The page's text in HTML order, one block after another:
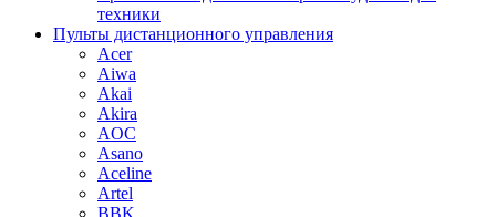
техники
Пульты дистанционного управления
Acer
Aiwa
Akai
Akira
AOC
Asano
Aceline
Artel
BBK